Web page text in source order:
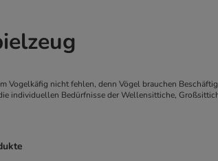
Vogelkäfig nicht fehlen, denn Vögel brauchen
individuellen Bedürfnisse der Wellensittiche,